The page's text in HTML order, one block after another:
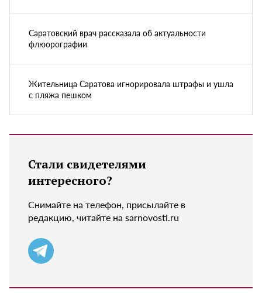
Саратовский врач рассказала об актуальности
флюорографии
Жительница Саратова игнорировала штрафы и ушла
с пляжа пешком
Стали свидетелями
интересного?
Снимайте на телефон, присылайте в
редакцию, читайте на sarnovosti.ru